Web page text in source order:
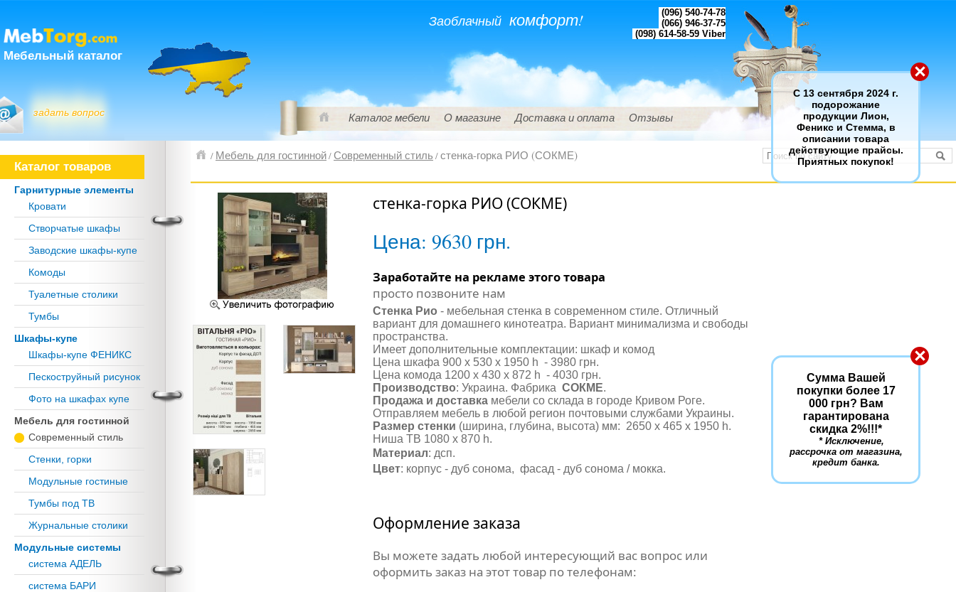
×
С 13 сентября 2024 г.
подорожание
продукции Лион,
Феникс и Стемма, в
описании товара
действующие прайсы.
Приятных покупок!
×
Сумма Вашей
покупки более 17
000 грн? Вам
гарантирована
скидка 2%!!!*
* Исключение,
рассрочка от магазина,
кредит банка.
Мебельный каталог
задать вопрос
Заоблачный комфорт!
(096) 540-74-78
(066) 946-37-75
(098) 614-58-59 Viber
Каталог мебели О магазине Доставка и оплата Отзывы
/ Мебель для гостинной/Современный стиль /стенка-горка РИО (СОКМЕ)
стенка-горка РИО (СОКМЕ)
Цена: 9630 грн.
Заработайте на рекламе этого товара
просто позвоните нам
Стенка Рио - мебельная стенка в современном стиле. Отличный
вариант для домашнего кинотеатра. Вариант минимализма и свободы
пространства.
Имеет дополнительные комплектации: шкаф и комод
Цена шкафа 900 х 530 х 1950 h - 3980 грн.
Цена комода 1200 х 430 х 872 h - 4030 грн.
Производство: Украина. Фабрика СОКМЕ.
Продажа и доставка мебели со склада в городе Кривом Роге.
Отправляем мебель в любой регион почтовыми службами Украины.
Размер стенки (ширина, глубина, высота) мм: 2650 х 465 х 1950 h.
Ниша ТВ 1080 х 870 h.
Материал: дсп.
Цвет: корпус - дуб сонома, фасад - дуб сонома / мокка.
Оформление заказа
Вы можете задать любой интересующий вас вопрос или
оформить заказ на этот товар по телефонам:
Каталог товаров
Гарнитурные элементы
Кровати
Створчатые шкафы
Заводские шкафы-купе
Комоды
Туалетные столики
Тумбы
Шкафы-купе
Шкафы-купе ФЕНИКС
Пескоструйный рисунок
Фото на шкафах купе
Мебель для гостинной
Современный стиль
Стенки, горки
Модульные гостиные
Тумбы под ТВ
Журнальные столики
Модульные системы
система АДЕЛЬ
система БАРИ